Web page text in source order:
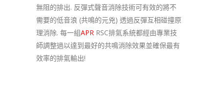
無阻的排出. 反彈式聲音消除技術可有效的將不
需要的低音浪 (共鳴的元兇) 透過反彈互相碰撞原
理消除. 每一組APR RSC排氣系統都經由專業技
師調整過以達到最好的共鳴消除效果並確保最有
效率的排氣輸出!